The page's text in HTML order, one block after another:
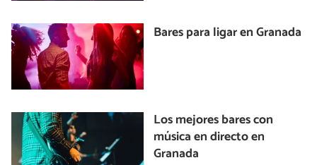
Bares para ligar en Granada
Los mejores bares con
música en directo en
Granada